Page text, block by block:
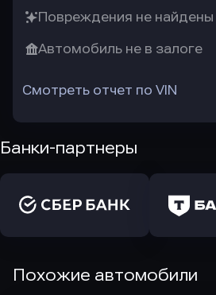
Повреждения не найдены
Автомобиль не в залоге
Смотреть отчет по VIN
Банки-партнеры
Похожие автомобили